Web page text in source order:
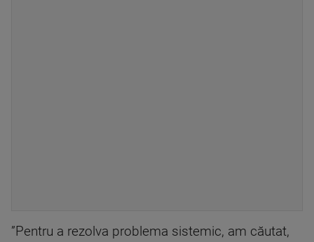
”Pentru a rezolva problema sistemic, am căutat,